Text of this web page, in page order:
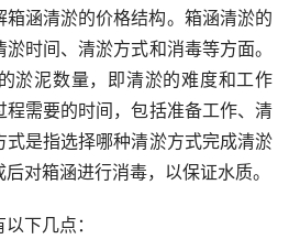
涵清淤的价格结构。箱涵清淤的
时间、清淤方式和消毒等方面。
淤泥数量，即清淤的难度和工作
需要的时间，包括准备工作、清
是指选择哪种清淤方式完成清淤
对箱涵进行消毒，以保证水质。
下几点：